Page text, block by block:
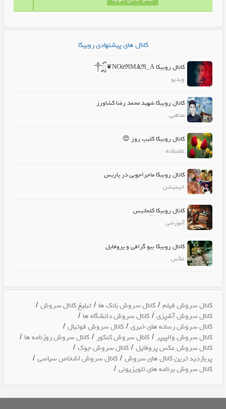
کانال های پیشنهادی روبیکا
کانال روبیکا ༒ᬼ❦NOừℜMѦℜ_A
ویدیو
کانال روبیکا شهید محمد رضا کشاورز
مذهبی
کانال روبیکا کلیپ روز 😍
عاشقانه
کانال روبیکا ماجراجویی در پاریس
انیمیشن
کانال روبیکا کِلِماتیس
آموزشی
کانال روبیکا بیو گرافی و پروفایل
عکس
کانال سروش فیلم /کانال سروش بانک ها /تبلیغ کانال سروش /
کانال سروش آشپزی /کانال سروش دانشگاه ها /
کانال سروش رسانه های خبری /کانال سروش فوتبال /
کانال سروش والپیپر /کانال سروش کنکور /کانال سروش روزنامه ها /
کانال سروش عکس پروفایل /کانال سروش جوک /
پربازدید ترین کانال های سروش /کانال سروش اشخاص سیاسی /
کانال سروش برنامه های تلویزیونی /